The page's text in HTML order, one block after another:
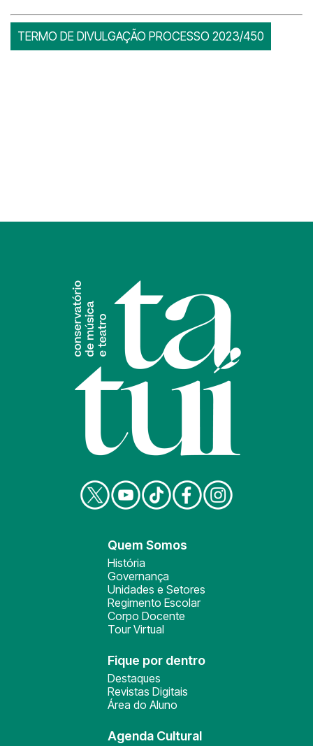
TERMO DE DIVULGAÇÃO PROCESSO 2023/450
Quem Somos
História
Governança
Unidades e Setores
Regimento Escolar
Corpo Docente
Tour Virtual
Fique por dentro
Destaques
Revistas Digitais
Área do Aluno
Agenda Cultural